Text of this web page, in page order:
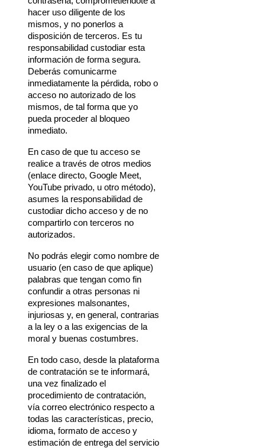
hacer uso diligente de los
mismos, y no ponerlos a
disposición de terceros. Es tu
responsabilidad custodiar esta
información de forma segura.
Deberás comunicarme
inmediatamente la pérdida, robo o
acceso no autorizado de los
mismos, de tal forma que yo
pueda proceder al bloqueo
inmediato.
En caso de que tu acceso se
realice a través de otros medios
(enlace directo, Google Meet,
YouTube privado, u otro método),
asumes la responsabilidad de
custodiar dicho acceso y de no
compartirlo con terceros no
autorizados.
No podrás elegir como nombre de
usuario (en caso de que aplique)
palabras que tengan como fin
confundir a otras personas ni
expresiones malsonantes,
injuriosas y, en general, contrarias
a la ley o a las exigencias de la
moral y buenas costumbres.
En todo caso, desde la plataforma
de contratación se te informará,
una vez finalizado el
procedimiento de contratación,
vía correo electrónico respecto a
todas las características, precio,
idioma, formato de acceso y
estimación de entrega del servicio